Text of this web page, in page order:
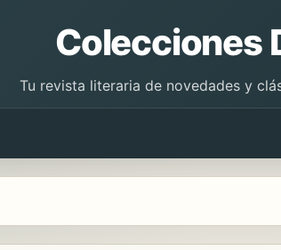
Colecciones
Tu revista literaria de novedades y